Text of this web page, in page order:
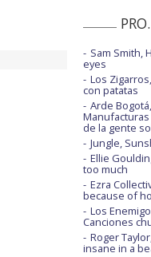
Sam Smith,
eyes
Los
con patatas
Arde Bogotá,
de la gente
Jungle,
Ellie
too much
Ezra
because of
Los
Canciones
Roger
insane in a